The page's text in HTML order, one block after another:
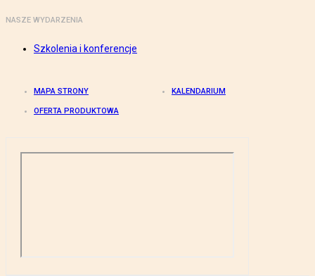
NASZE WYDARZENIA
Szkolenia i konferencje
MAPA STRONY KALENDARIUM
OFERTA PRODUKTOWA